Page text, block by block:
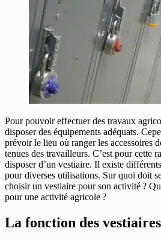
Pour pouvoir effectuer des travaux
disposer des équipements adéquats.
prévoir le lieu où ranger les accessoires
tenues des travailleurs. C’est pour cette
disposer d’un vestiaire. Il existe
pour diverses utilisations. Sur quoi doit
choisir un vestiaire pour son activité ?
pour une activité agricole ?
La fonction des